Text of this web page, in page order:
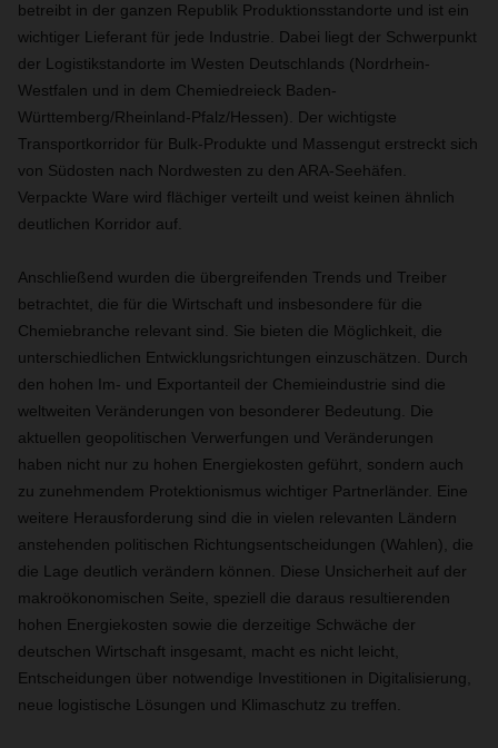
betreibt in der ganzen Republik Produktionsstandorte und ist ein
wichtiger Lieferant für jede Industrie. Dabei liegt der Schwerpunkt
der Logistikstandorte im Westen Deutschlands (Nordrhein-
Westfalen und in dem Chemiedreieck Baden-
Württemberg/Rheinland-Pfalz/Hessen). Der wichtigste
Transportkorridor für Bulk-Produkte und Massengut erstreckt sich
von Südosten nach Nordwesten zu den ARA-Seehäfen.
Verpackte Ware wird flächiger verteilt und weist keinen ähnlich
deutlichen Korridor auf.
Anschließend wurden die übergreifenden Trends und Treiber
betrachtet, die für die Wirtschaft und insbesondere für die
Chemiebranche relevant sind. Sie bieten die Möglichkeit, die
unterschiedlichen Entwicklungsrichtungen einzuschätzen. Durch
den hohen Im- und Exportanteil der Chemieindustrie sind die
weltweiten Veränderungen von besonderer Bedeutung. Die
aktuellen geopolitischen Verwerfungen und Veränderungen
haben nicht nur zu hohen Energiekosten geführt, sondern auch
zu zunehmendem Protektionismus wichtiger Partnerländer. Eine
weitere Herausforderung sind die in vielen relevanten Ländern
anstehenden politischen Richtungsentscheidungen (Wahlen), die
die Lage deutlich verändern können. Diese Unsicherheit auf der
makroökonomischen Seite, speziell die daraus resultierenden
hohen Energiekosten sowie die derzeitige Schwäche der
deutschen Wirtschaft insgesamt, macht es nicht leicht,
Entscheidungen über notwendige Investitionen in Digitalisierung,
neue logistische Lösungen und Klimaschutz zu treffen.